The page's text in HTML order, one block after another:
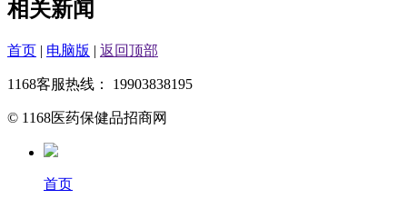
相关新闻
首页 | 电脑版 | 返回顶部
1168客服热线： 19903838195
© 1168医药保健品招商网
首页